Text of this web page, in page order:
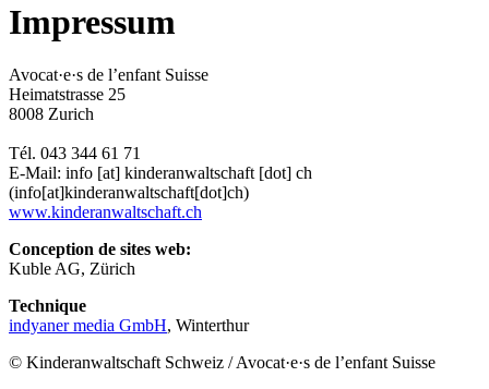
Impressum
Avocat·e·s de l’enfant Suisse
Heimatstrasse 25
8008 Zurich
Tél. 043 344 61 71
E-Mail: info [at] kinderanwaltschaft [dot] ch
(info[at]kinderanwaltschaft[dot]ch)
www.kinderanwaltschaft.ch
Conception de sites web:
Kuble AG, Zürich
Technique
indyaner media GmbH, Winterthur
© Kinderanwaltschaft Schweiz / Avocat·e·s de l’enfant Suisse